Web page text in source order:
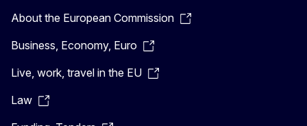
About the European Commission
Business, Economy, Euro
Live, work, travel in the EU
Law